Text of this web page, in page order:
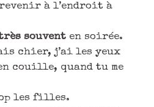
revenir à l’endroit à
souvent en soirée.
chier, j’ai les yeux
couille, quand tu me
les filles.